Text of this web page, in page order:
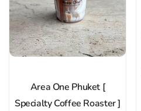
Area One Phuket [
Specialty Coffee Roaster ]